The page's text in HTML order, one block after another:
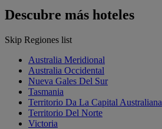
Descubre más hoteles
Skip Regiones list
Australia Meridional
Australia Occidental
Nueva Gales Del Sur
Tasmania
Territorio Da La Capital Australiana
Territorio Del Norte
Victoria